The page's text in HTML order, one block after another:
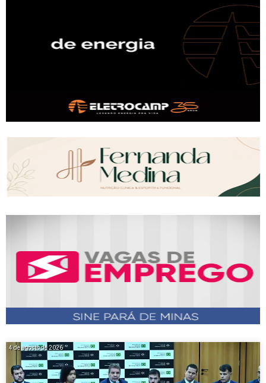
4 de agosto de 2026